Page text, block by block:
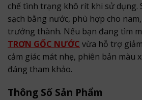
chế tình trạng khô rít khi sử dụng.
sạch bằng nước, phù hợp cho
trưởng thành. Nếu bạn đang tìm
TRƠN GỐC NƯỚC vừa hỗ trợ
cảm giác mát nhẹ, phiên bản màu
đáng tham khảo.
Thông Số Sản Phẩm